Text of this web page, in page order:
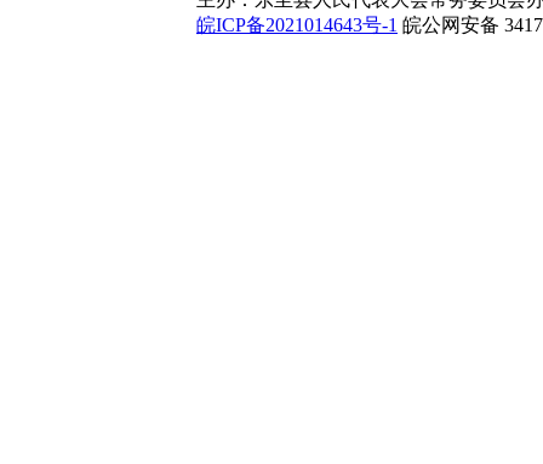
皖ICP备2021014643号-1 皖公网安备